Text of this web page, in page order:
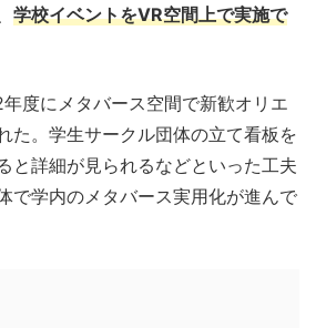
学校イベントをVR空間上で実施で
度にメタバース空間で新歓オリエ
た。学生サークル団体の立て看板を
と詳細が見られるなどといった工夫
で学内のメタバース実用化が進んで